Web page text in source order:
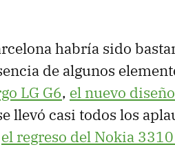
habría sido
de algunos
LG G6, el nuevo
llevó casi todos los
el regreso del Nokia